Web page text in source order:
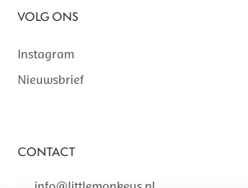
VOLG ONS
Instagram
Nieuwsbrief
CONTACT